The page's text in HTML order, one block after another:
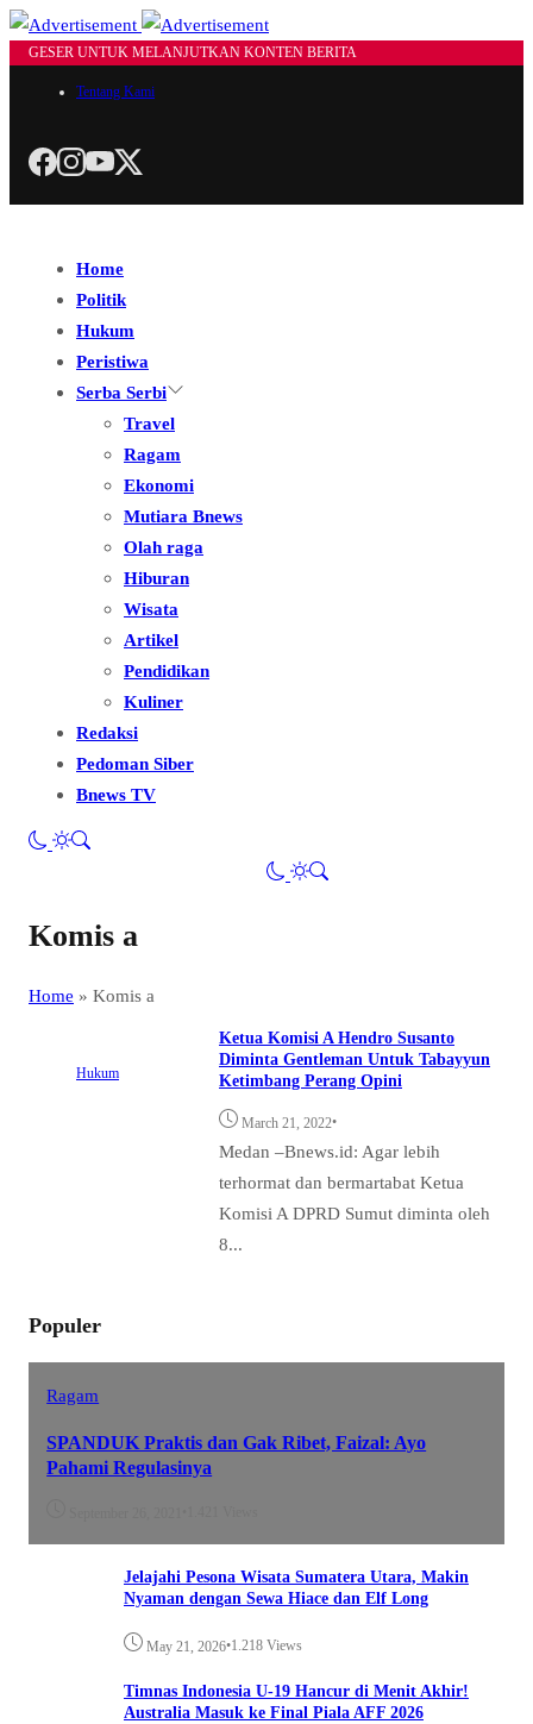
GESER UNTUK MELANJUTKAN KONTEN BERITA
Tentang Kami
Home
Politik
Hukum
Peristiwa
Serba Serbi
Travel
Ragam
Ekonomi
Mutiara Bnews
Olah raga
Hiburan
Wisata
Artikel
Pendidikan
Kuliner
Redaksi
Pedoman Siber
Bnews TV
Komis a
Home » Komis a
Hukum
Ketua Komisi A Hendro Susanto
Diminta Gentleman Untuk Tabayyun
Ketimbang Perang Opini
March 21, 2022•
Medan –Bnews.id: Agar lebih
terhormat dan bermartabat Ketua
Komisi A DPRD Sumut diminta oleh
8...
Populer
Ragam
SPANDUK Praktis dan Gak Ribet, Faizal: Ayo
Pahami Regulasinya
Jelajahi Pesona Wisata Sumatera Utara, Makin
Nyaman dengan Sewa Hiace dan Elf Long
May 21, 2026•1.218 Views
Timnas Indonesia U-19 Hancur di Menit Akhir!
Australia Masuk ke Final Piala AFF 2026